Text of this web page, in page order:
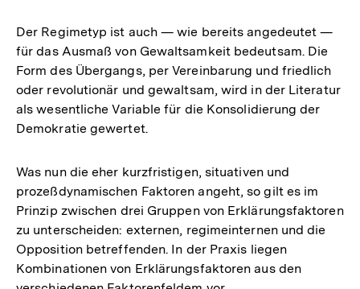
der
Fußnote
Der Regimetyp ist auch — wie bereits angedeutet —
für das Ausmaß von Gewaltsamkeit bedeutsam. Die
Form des Übergangs, per Vereinbarung und friedlich
oder revolutionär und gewaltsam, wird in der Literatur
als wesentliche Variable für die Konsolidierung der
Demokratie gewertet.
Was nun die eher kurzfristigen, situativen und
prozeßdynamischen Faktoren angeht, so gilt es im
Prinzip zwischen drei Gruppen von Erklärungsfaktoren
zu unterscheiden: externen, regimeinternen und die
Opposition betreffenden. In der Praxis liegen
Kombinationen von Erklärungsfaktoren aus den